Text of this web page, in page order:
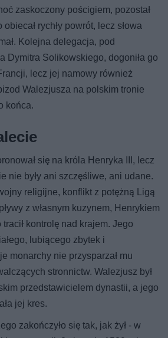
zaskoczony pościgiem, pozostał
rychły powrót, lecz słowa
Kolejna delegacja, pod
Dymitra Solikowskiego, dogoniła go
lecz jej namowy również
Walezjusza na polskim tronie
końca.
się na króla Henryka III, lecz
nie były ani szczęśliwe, ani udane.
religijne, konflikt z potężną Ligą
z własnym kuzynem, Henrykiem
kontrolę nad krajem. Jego
lubiącego zbytek i
monarchy nie przysparzał mu
stronnictw. Walezjusz był
przedstawicielem dynastii, a jego
jej kres.
zakończyło się tak, jak żył - w